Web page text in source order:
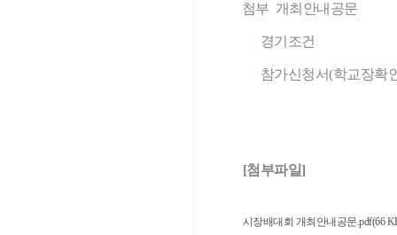
첨부 개최안내공문
경기조건
참가신청서(학교장확
[첨부파일]
시장배대회 개최안내공문.pdf(66